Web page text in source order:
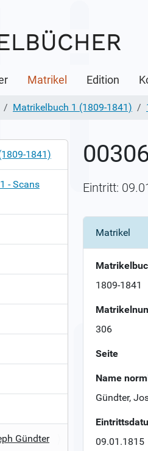
Matrikel Edition
Matrikelbuch 1 (1809-1841)
Eintritt:
Matrikel
1809-1841
306
Seite
Name
Gündter,
09.01.1815
1841)
- Scans
Gündter